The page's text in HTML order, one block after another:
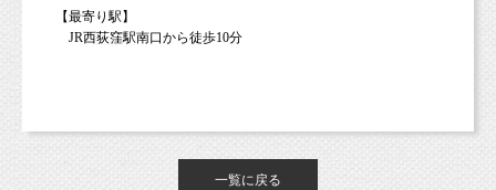
【最寄り駅】
JR西荻窪駅南口から徒歩10分
一覧に戻る